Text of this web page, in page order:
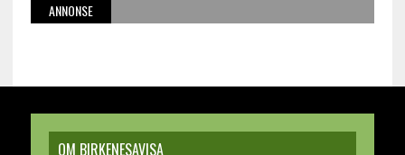
ANNONSE
OM BIRKENESAVISA